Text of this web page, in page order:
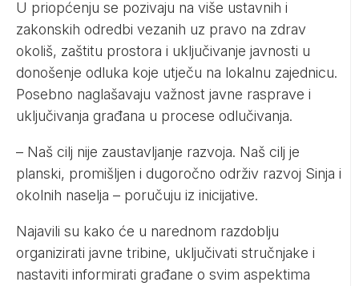
U priopćenju se pozivaju na više ustavnih i
zakonskih odredbi vezanih uz pravo na zdrav
okoliš, zaštitu prostora i uključivanje javnosti u
donošenje odluka koje utječu na lokalnu zajednicu.
Posebno naglašavaju važnost javne rasprave i
uključivanja građana u procese odlučivanja.
– Naš cilj nije zaustavljanje razvoja. Naš cilj je
planski, promišljen i dugoročno održiv razvoj Sinja i
okolnih naselja – poručuju iz inicijative.
Najavili su kako će u narednom razdoblju
organizirati javne tribine, uključivati stručnjake i
nastaviti informirati građane o svim aspektima